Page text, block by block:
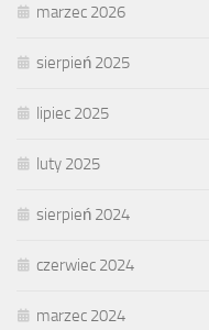
marzec 2026
sierpień 2025
lipiec 2025
luty 2025
sierpień 2024
czerwiec 2024
marzec 2024